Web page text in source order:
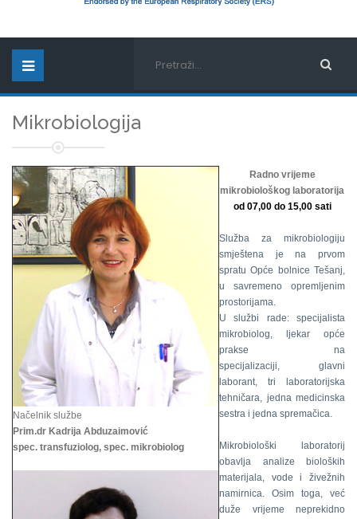
Mikrobiologija
Načelnik službe
Prim.dr Kadrija Abduzaimović
spec. transfuziolog, spec. mikrobiolog
Radno vrijeme
mikrobiološkog laboratorija
od 07,00 do 15,00 sati
Služba za mikrobiologiju
smještena je na prvom
spratu Opće bolnice Tešanj,
u savremeno opremljenim
prostorijama.
U službi rade: specijalista
mikrobiolog, ljekar opće
prakse na
specijalizaciji, glavni
laborant, tri laboratorijska
tehničara, jedna medicinska
sestra i jedna spremačica.
Mikrobiološki laboratorij
obavlja analize bioloških
materijala, vode i živežnih
namirnica. Osim toga, već
duže vrijeme neprekidno